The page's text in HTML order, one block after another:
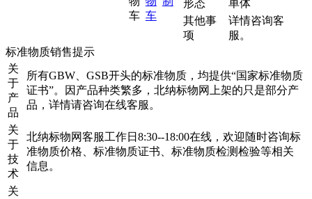
车 车
形态
单体
其他事
项
详情咨询客
服。
标准物质销售提示
关
于
产
品
所有GBW、GSB开头的标准物质，均提供“国家标准物质
证书”。因产品种类繁多，北纳标物网上架的只是部分产
品，详情请咨询在线客服。
关
于
技
术
北纳标物网客服工作日8:30--18:00在线，欢迎随时咨询标
准物质价格、标准物质证书、标准物质检测检验等相关
信息。
关